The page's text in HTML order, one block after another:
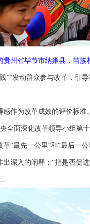
贵州省毕节市纳雍县，苗
”“发动群众参与改革，引
作为改革成效的评价标准
全面深化改革领导小组第
革“最先一公里”和“最后一
出深入的阐释：“把是否促